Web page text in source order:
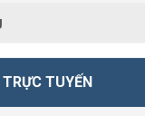
TRỰC TUYẾN